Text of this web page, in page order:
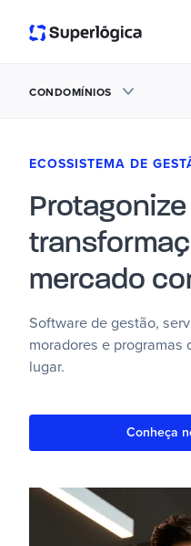
CONDOMÍNIOS
ECOSSISTEMA DE
mercado
Software de gestão,
moradores e programas
lugar.
Conheça